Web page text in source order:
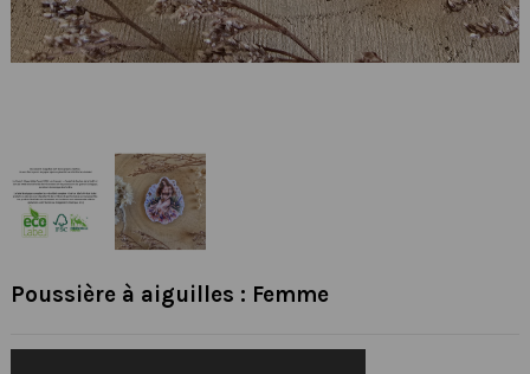
Poussière à aiguilles : Femme